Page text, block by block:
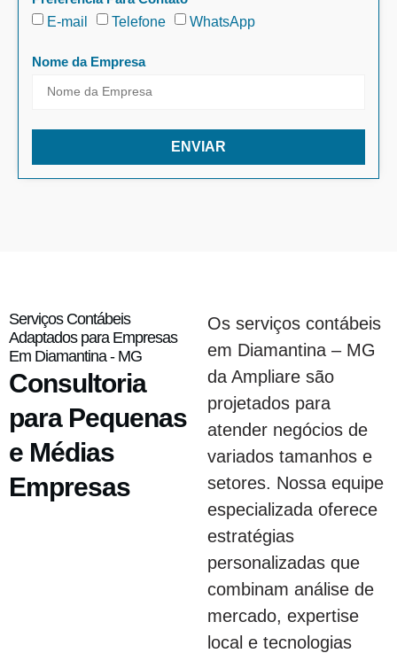
E-mail
Telefone WhatsApp
Nome da Empresa
ENVIAR
Serviços Contábeis
Adaptados para Empresas
Em Diamantina - MG
Consultoria
para Pequenas
e Médias
Empresas
Os serviços contábeis
em Diamantina – MG
da Ampliare são
projetados para
atender negócios de
variados tamanhos e
setores. Nossa equipe
especializada oferece
estratégias
personalizadas que
combinam análise de
mercado, expertise
local e tecnologias